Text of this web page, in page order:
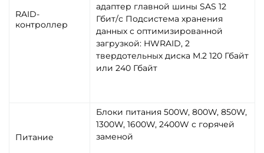
RAID-
контроллер
адаптер главной шины SAS 12
Гбит/с Подсистема хранения
данных с оптимизированной
загрузкой: HWRAID, 2
твердотельных диска M.2 120 Гбайт
или 240 Гбайт
Питание
Блоки питания 500W, 800W, 850W,
1300W, 1600W, 2400W с горячей
заменой